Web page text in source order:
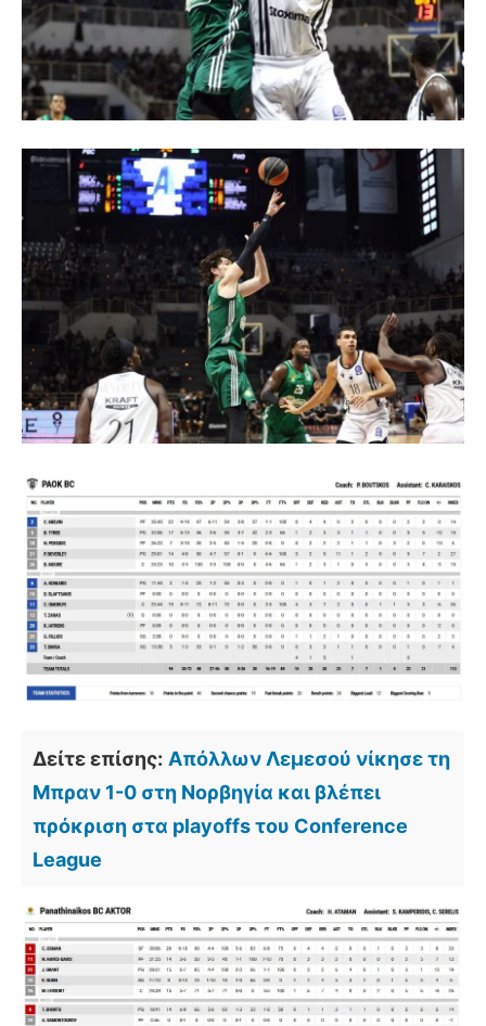
Δείτε επίσης: Απόλλων Λεμεσού νίκησε τη
Μπραν 1-0 στη Νορβηγία και βλέπει
πρόκριση στα playoffs του Conference
League